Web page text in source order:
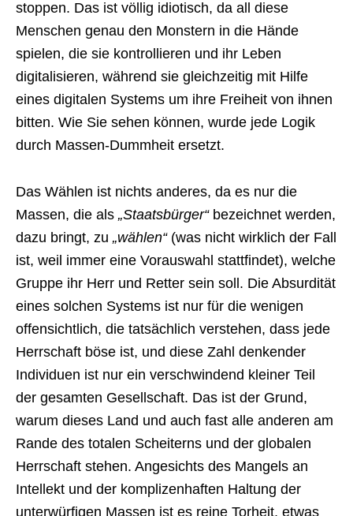
stoppen. Das ist völlig idiotisch, da all diese
Menschen genau den Monstern in die Hände
spielen, die sie kontrollieren und ihr Leben
digitalisieren, während sie gleichzeitig mit Hilfe
eines digitalen Systems um ihre Freiheit von ihnen
bitten. Wie Sie sehen können, wurde jede Logik
durch Massen-Dummheit ersetzt.
Das Wählen ist nichts anderes, da es nur die
Massen, die als „Staatsbürger“bezeichnet werden,
dazu bringt, zu „wählen“(was nicht wirklich der Fall
ist, weil immer eine Vorauswahl stattfindet), welche
Gruppe ihr Herr und Retter sein soll. Die Absurdität
eines solchen Systems ist nur für die wenigen
offensichtlich, die tatsächlich verstehen, dass jede
Herrschaft böse ist, und diese Zahl denkender
Individuen ist nur ein verschwindend kleiner Teil
der gesamten Gesellschaft. Das ist der Grund,
warum dieses Land und auch fast alle anderen am
Rande des totalen Scheiterns und der globalen
Herrschaft stehen. Angesichts des Mangels an
Intellekt und der komplizenhaften Haltung der
unterwürfigen Massen ist es reine Torheit, etwas